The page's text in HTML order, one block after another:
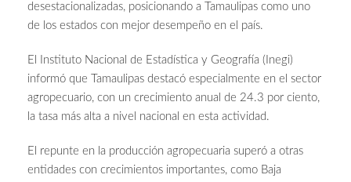
desestacionalizadas, posicionando a Tamaulipas como uno
de los estados con mejor desempeño en el país.
El Instituto Nacional de Estadística y Geografía (Inegi)
informó que Tamaulipas destacó especialmente en el sector
agropecuario, con un crecimiento anual de 24.3 por ciento,
la tasa más alta a nivel nacional en esta actividad.
El repunte en la producción agropecuaria superó a otras
entidades con crecimientos importantes, como Baja